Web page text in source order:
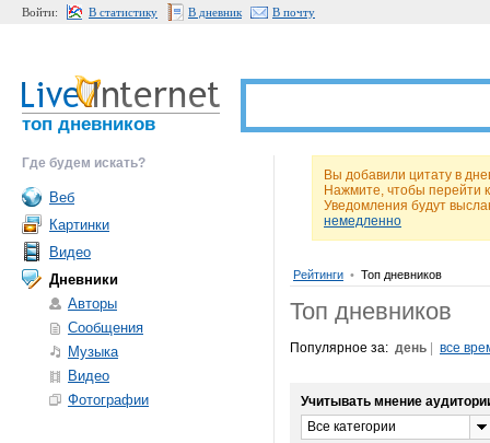
Войти: В статистику В дневник В почту
топ дневников
Вы добавили цитату в
Нажмите, чтобы перейти
Уведомления будут
немедленно
Рейтинги • Топ дневников
Топ дневников
Популярное за: день все
Учитывать мнение
Все категории
Где будем искать?
Веб
Картинки
Видео
Дневники
Авторы
Сообщения
Музыка
Видео
Фотографии